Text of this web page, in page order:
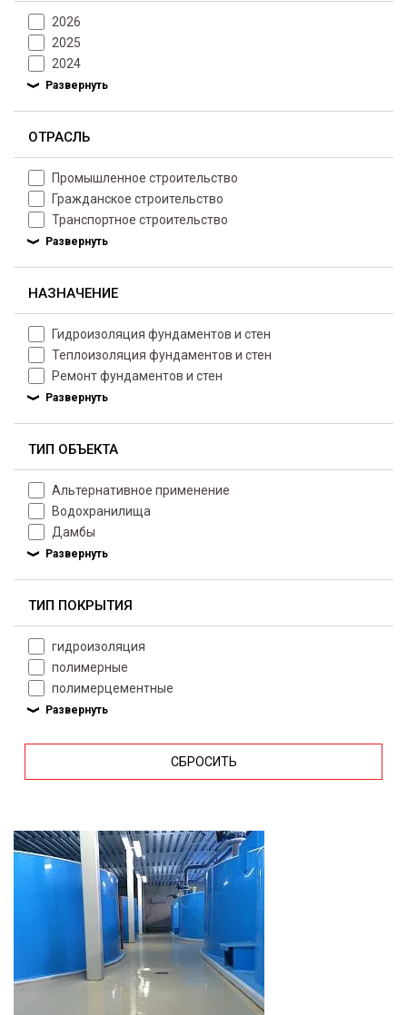
2026
2025
2024
ОТРАСЛЬ
Промышленное строительство
Гражданское строительство
Транспортное строительство
НАЗНАЧЕНИЕ
Гидроизоляция фундаментов и стен
Теплоизоляция фундаментов и стен
Ремонт фундаментов и стен
ТИП ОБЪЕКТА
Альтернативное применение
Водохранилища
Дамбы
ТИП ПОКРЫТИЯ
гидроизоляция
полимерные
полимерцементные
СБРОСИТЬ